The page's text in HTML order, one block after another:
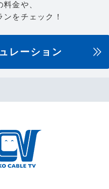
金や、
をチェック！
レーション